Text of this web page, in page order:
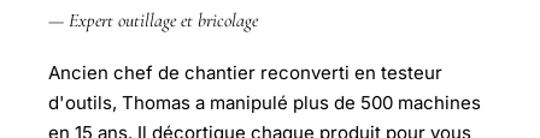
— Expert outillage et bricolage
Ancien chef de chantier reconverti en testeur
d'outils, Thomas a manipulé plus de 500 machines
en 15 ans. Il décortique chaque produit pour vous